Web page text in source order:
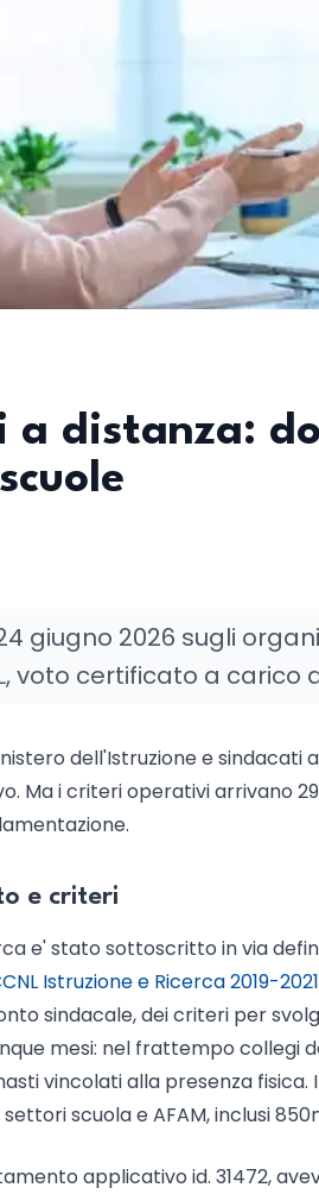
a distanza:
giugno 2026 sugli
voto certificato a carico
dell'Istruzione e sindacati
Ma i criteri operativi arrivano 29
e criteri
e' stato sottoscritto in via
Istruzione e Ricerca 2019-2021
sindacale, dei criteri per
mesi: nel frattempo collegi
vincolati alla presenza fisica.
scuola e AFAM, inclusi
applicativo id. 31472,